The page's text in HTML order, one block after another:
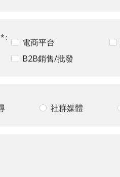
* 電商平台
B2B銷售/批發
社群媒體